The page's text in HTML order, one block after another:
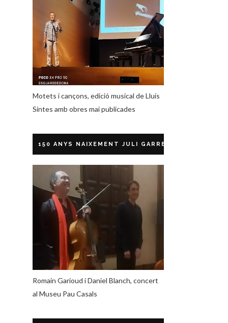
Motets i cançons, edició musical de Lluís
Sintes amb obres mai publicades
150 ANYS NAIXEMENT JULI GARRETA
Romain Garioud i Daniel Blanch, concert
al Museu Pau Casals